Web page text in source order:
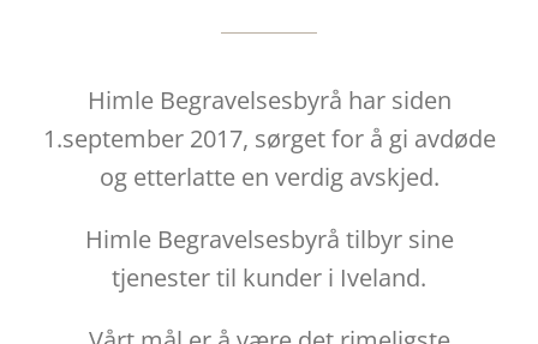
Himle Begravelsesbyrå har siden
1.september 2017, sørget for å gi avdøde
og etterlatte en verdig avskjed.
Himle Begravelsesbyrå tilbyr sine
tjenester til kunder i Iveland.